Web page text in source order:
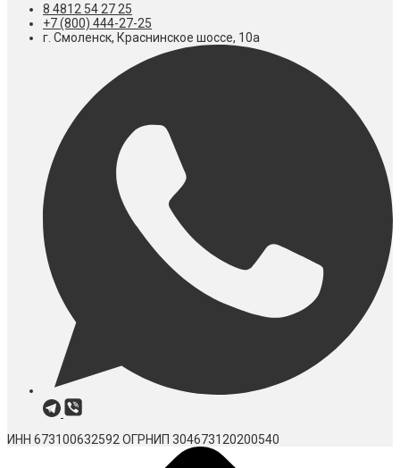
8 4812 54 27 25
+7 (800) 444-27-25
г. Смоленск, Краснинское шоссе, 10а
ИНН 673100632592 ОГРНИП 304673120200540